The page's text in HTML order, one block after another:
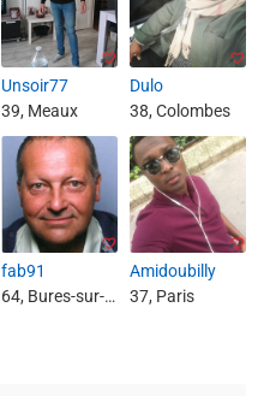
Unsoir77
39, Meaux
Dulo
38, Colombes
fab91
64, Bures-sur-Yvette
Amidoubilly
37, Paris